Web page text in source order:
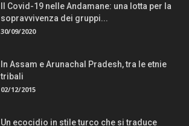
Il Covid-19 nelle Andamane: una lotta per la
sopravvivenza dei gruppi...
30/09/2020
In Assam e Arunachal Pradesh, tra le etnie
tribali
02/12/2015
Un ecocidio in stile turco che si traduce